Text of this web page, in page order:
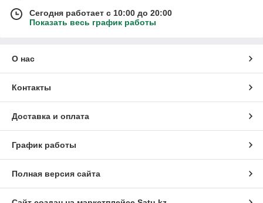
Сегодня работает с 10:00 до 20:00
Показать весь график работы
О нас
Контакты
Доставка и оплата
График работы
Полная версия сайта